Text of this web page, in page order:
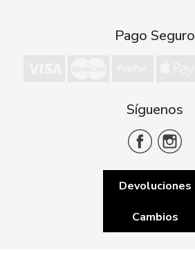
Pago Seguro
Síguenos
Devoluciones
Cambios